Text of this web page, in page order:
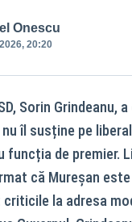
Onescu
20:20
Sorin Grindeanu,
îl susține pe
funcția de premier.
că Mureșan este
criticile la adresa